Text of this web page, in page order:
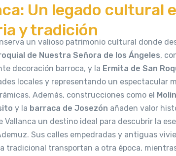
Un legado cultural
y tradición
un valioso patrimonio cultural donde
de Nuestra Señora de los Ángeles,
decoración barroca, y la Ermita de San
locales y representando un espectacular
Además, construcciones como el
y la barraca de Josezón añaden valor
Vallanca un destino ideal para descubrir la
Sus calles empedradas y antiguas
tradicional transportan a otra época,